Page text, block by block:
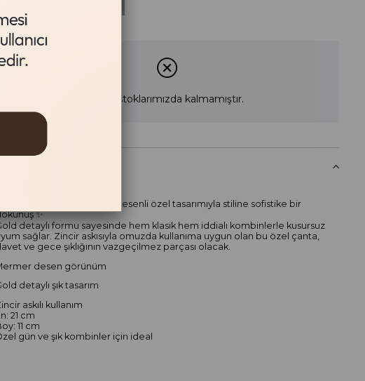
Beyaz
Ürün stoklarımızda kalmamıştır.
Modern çizgisi ve mermer desenli özel tasarımıyla stiline sofistike bir
✨
detaylı formu sayesinde hem klasik hem iddialı kombinlerle kusursuz
sağlar. Zincir askısıyla omuzda kullanıma uygun olan bu özel çanta,
ve gece şıklığının vazgeçilmez parçası olacak.
desen görünüm
detaylı şık tasarım
askılı kullanım
21 cm
11 cm
gün ve şık kombinler için ideal